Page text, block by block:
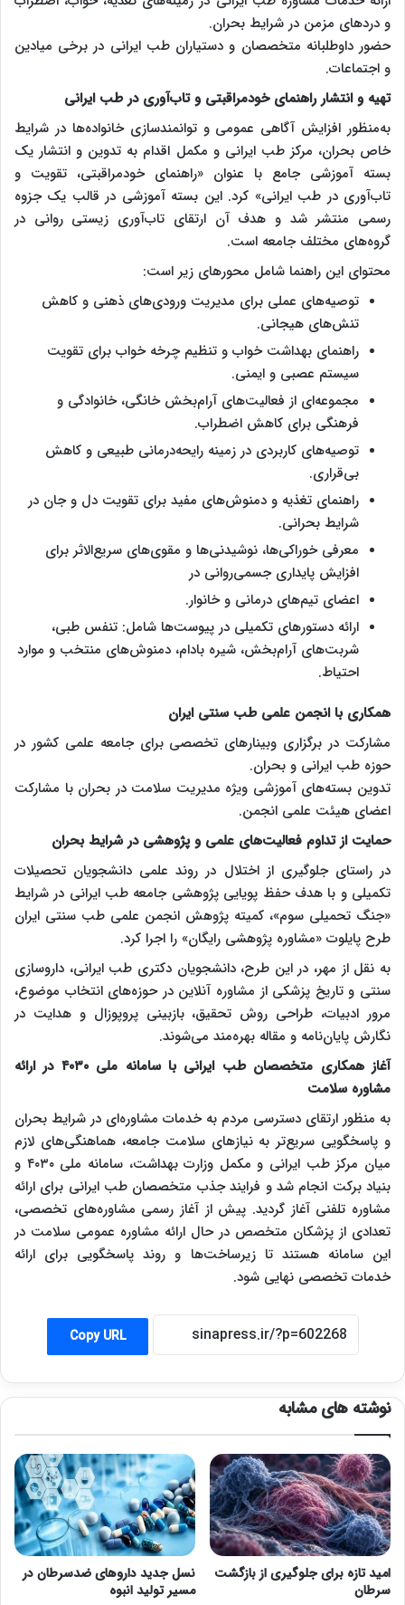
و دردهای مزمن در شرایط بحران.
حضور داوطلبانه متخصصان و دستیاران طب ایرانی در برخی میادین
و اجتماعات.
تهیه و انتشار راهنمای خودمراقبتی و تاب‌آوری در طب ایرانی
به‌منظور افزایش آگاهی عمومی و توانمندسازی خانواده‌ها در شرایط
خاص بحران، مرکز طب ایرانی و مکمل اقدام به تدوین و انتشار یک
بسته آموزشی جامع با عنوان «راهنمای خودمراقبتی، تقویت و
تاب‌آوری در طب ایرانی» کرد. این بسته آموزشی در قالب یک جزوه
رسمی منتشر شد و هدف آن ارتقای تاب‌آوری زیستی روانی در
گروه‌های مختلف جامعه است.
محتوای این راهنما شامل محورهای زیر است:
توصیه‌های عملی برای مدیریت ورودی‌های ذهنی و کاهش
تنش‌های هیجانی.
راهنمای بهداشت خواب و تنظیم چرخه خواب برای تقویت
سیستم عصبی و ایمنی.
مجموعه‌ای از فعالیت‌های آرام‌بخش خانگی، خانوادگی و
فرهنگی برای کاهش اضطراب.
توصیه‌های کاربردی در زمینه رایحه‌درمانی طبیعی و کاهش
بی‌قراری.
راهنمای تغذیه و دمنوش‌های مفید برای تقویت دل و جان در
شرایط بحرانی.
معرفی خوراکی‌ها، نوشیدنی‌ها و مقوی‌های سریع‌الاثر برای
افزایش پایداری جسمی‌روانی در
اعضای تیم‌های درمانی و خانوار.
ارائه دستورهای تکمیلی در پیوست‌ها شامل: تنفس طبی،
شربت‌های آرام‌بخش، شیره بادام، دمنوش‌های منتخب و موارد
احتیاط.
همکاری با انجمن علمی طب سنتی ایران
مشارکت در برگزاری وبینارهای تخصصی برای جامعه علمی کشور در
حوزه طب ایرانی و بحران.
تدوین بسته‌های آموزشی ویژه مدیریت سلامت در بحران با مشارکت
اعضای هیئت علمی انجمن.
حمایت از تداوم فعالیت‌های علمی و پژوهشی در شرایط بحران
در راستای جلوگیری از اختلال در روند علمی دانشجویان تحصیلات
تکمیلی و با هدف حفظ پویایی پژوهشی جامعه طب ایرانی در شرایط
«جنگ تحمیلی سوم»، کمیته پژوهش انجمن علمی طب سنتی ایران
طرح پایلوت «مشاوره پژوهشی رایگان» را اجرا کرد.
به نقل از مهر، در این طرح، دانشجویان دکتری طب ایرانی، داروسازی
سنتی و تاریخ پزشکی از مشاوره آنلاین در حوزه‌های انتخاب موضوع،
مرور ادبیات، طراحی روش تحقیق، بازبینی پروپوزال و هدایت در
نگارش پایان‌نامه و مقاله بهره‌مند می‌شوند.
آغاز همکاری متخصصان طب ایرانی با سامانه ملی ۴۰۳۰ در ارائه
مشاوره سلامت
به منظور ارتقای دسترسی مردم به خدمات مشاوره‌ای در شرایط بحران
و پاسخگویی سریع‌تر به نیازهای سلامت جامعه، هماهنگی‌های لازم
میان مرکز طب ایرانی و مکمل وزارت بهداشت، سامانه ملی ۴۰۳۰ و
بنیاد برکت انجام شد و فرایند جذب متخصصان طب ایرانی برای ارائه
مشاوره تلفنی آغاز گردید. پیش از آغاز رسمی مشاوره‌های تخصصی،
تعدادی از پزشکان متخصص در حال ارائه مشاوره عمومی سلامت در
این سامانه هستند تا زیرساخت‌ها و روند پاسخگویی برای ارائه
خدمات تخصصی نهایی شود.
Copy URL
نوشته های مشابه
امید تازه برای جلوگیری از بازگشت
سرطان
نسل جدید داروهای ضدسرطان در
مسیر تولید انبوه